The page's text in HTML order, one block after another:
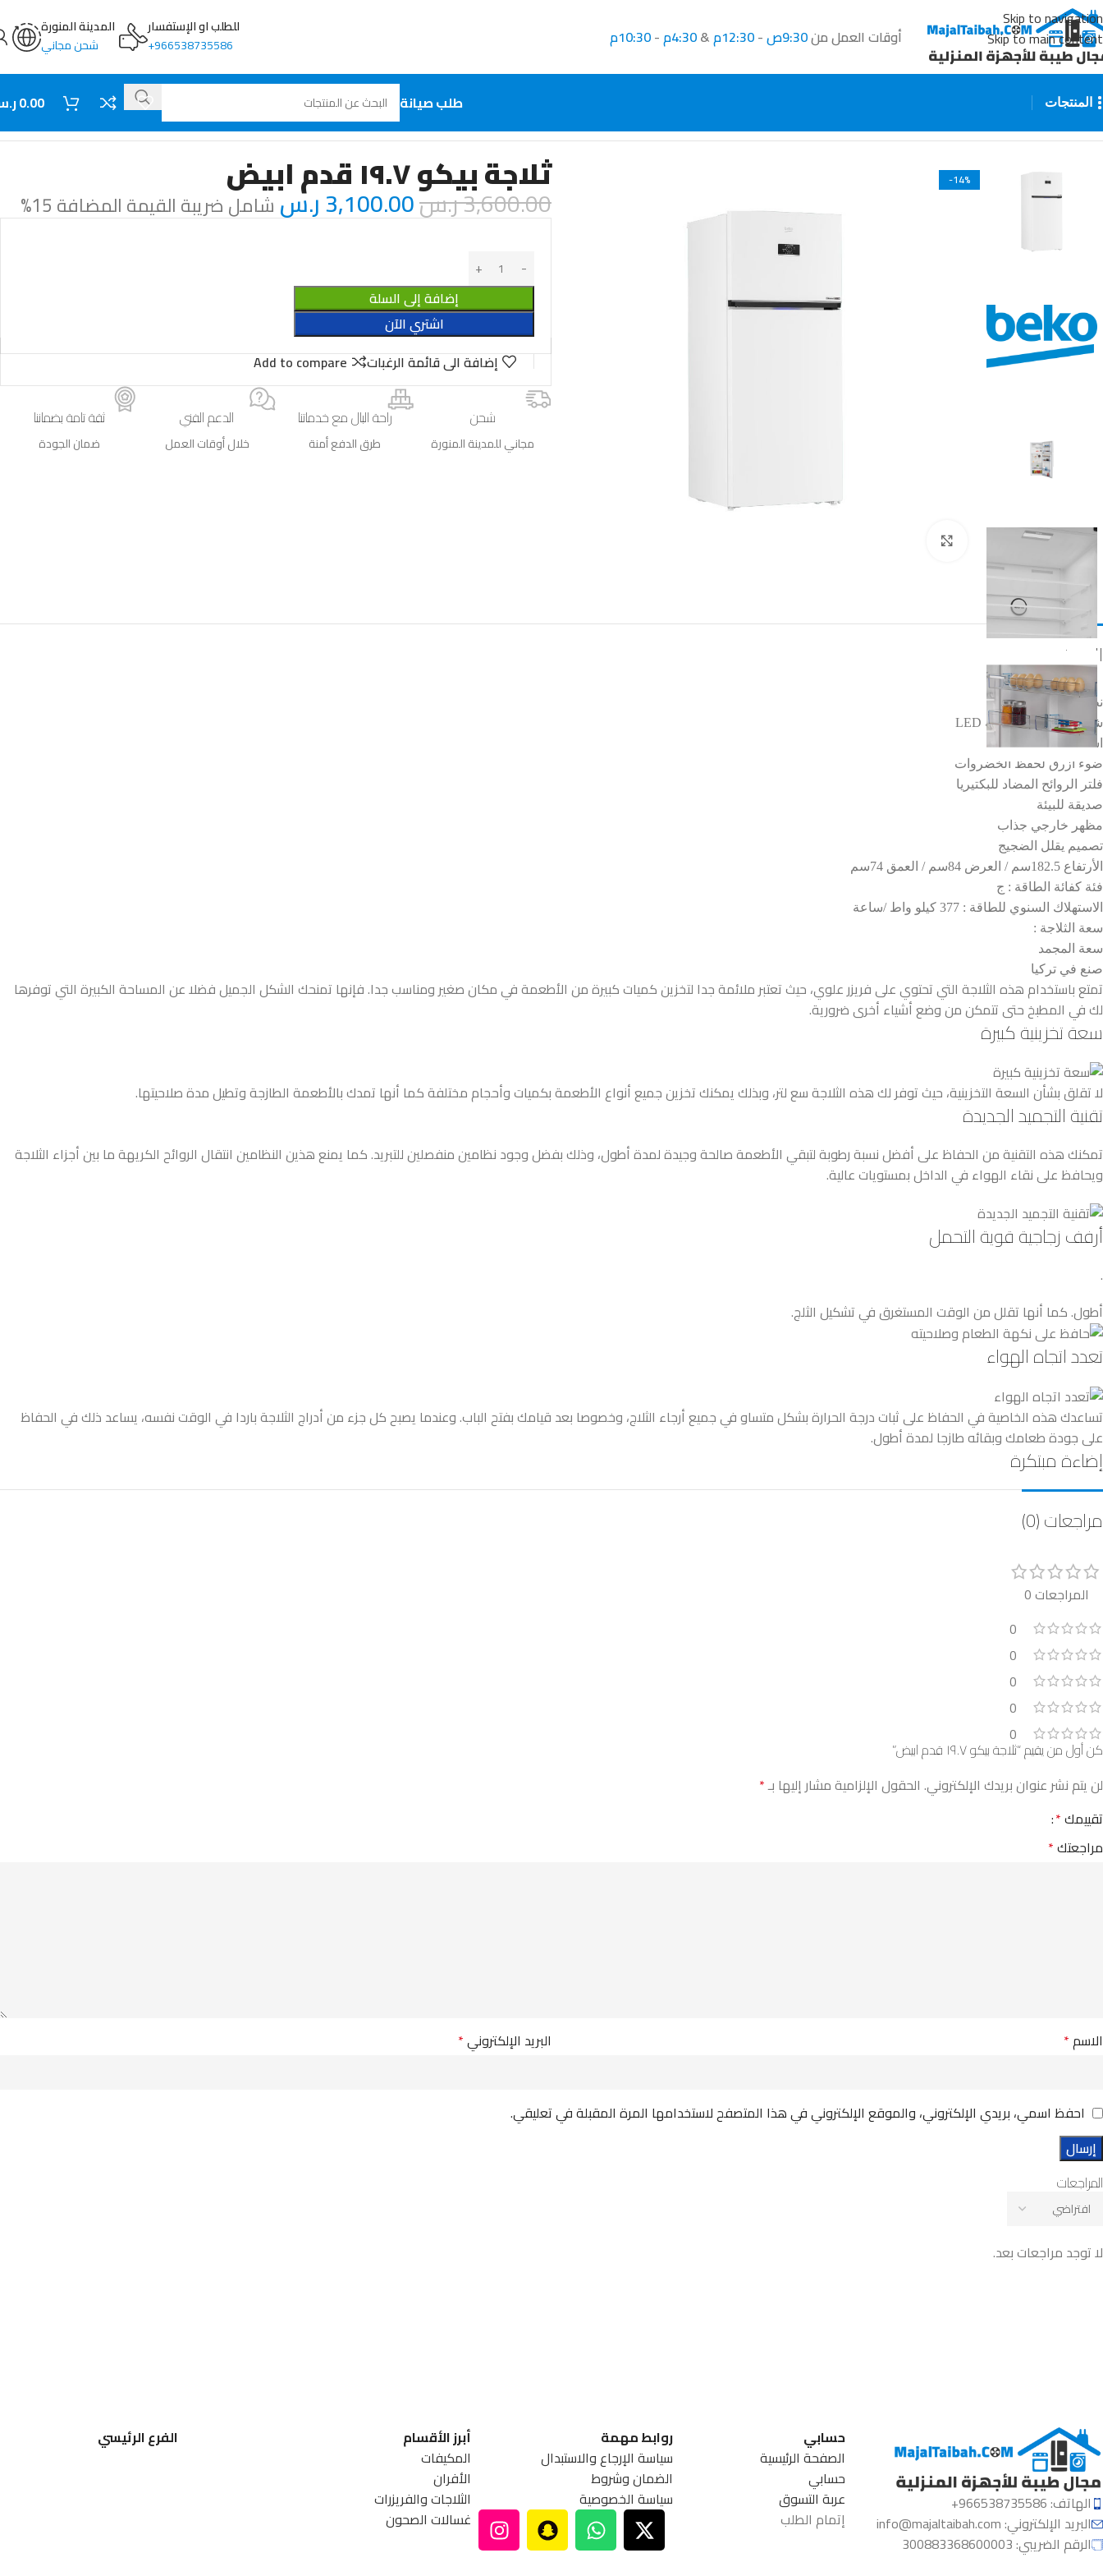
Skip to navigation
Skip to main content
أوقات العمل من9:30ص -12:30م &4:30م -10:30م
للطلب او الإستفسار
966538735586+
المدينة المنورة
شحن مجاني
المنتجات طلب صيانة 0.00
-14% ثلاجة بيكو ١٩.٧ قدم ابيض
3,600.00ر.س3,100.00ر.سشامل ضريبة القيمة المضافة 15%
إضافة إلى السلة
اشتري الآن
إضافة الى قائمة الرغبات
Add to compare
شحن
مجاني للمدينة المنورة
راحة البال مع خدماتنا
طرق الدفع أمنة
الدعم الفني
خلال أوقات العمل
ثقة تامة بضماننا
ضمان الجودة
الوصف
نظام تحكم الكتروني
شاشة عرض الكترونية LED
استهلاك موفر للطاقة
ضوء ازرق لحفظ الخضروات
فلتر الروائح المضاد للبكتيريا
صديقة للبيئة
مظهر خارجي جذاب
تصميم يقلل الضجيج
الأرتفاع 182.5سم / العرض 84سم / العمق 74سم
فئة كفائة الطاقة : ج
الاستهلاك السنوي للطاقة : 377 كيلو واط /ساعة
سعة الثلاجة :
سعة المجمد
صنع في تركيا
تمتع باستخدام هذه الثلاجة التي تحتوي على فريزر علوي، حيث تعتبر ملائمة جدا لتخزين كميات كبيرة من الأطعمة في مكان صغير ومناسب جدا. فإنها تمنحك الشكل الجميل فضلا عن المساحة الكبيرة التي توفرها
لك في المطبخ حتى تتمكن من وضع أشياء أخرى ضرورية.
سعة تخزينية كبيرة
لا تقلق بشأن السعة التخزينية، حيث توفر لك هذه الثلاجة سع لتر، وبذلك يمكنك تخزين جميع أنواع الأطعمة بكميات وأحجام مختلفة كما أنها تمدك بالأطعمة الطازجة وتطيل مدة صلاحيتها.
تقنية التجميد الجديدة
تمكنك هذه التقنية من الحفاظ على أفضل نسبة رطوبة لتبقي الأطعمة صالحة وجيدة لمدة أطول، وذلك بفضل وجود نظامين منفصلين للتبريد. كما يمنع هذين النظامين انتقال الروائح الكريهة ما بين أجزاء الثلاجة
ويحافظ على نقاء الهواء في الداخل بمستويات عالية.
أرفف زجاجية قوية التحمل
.
أطول. كما أنها تقلل من الوقت المستغرق في تشكيل الثلج.
تعدد اتجاه الهواء
تساعدك هذه الخاصية في الحفاظ على ثبات درجة الحرارة بشكل متساو في جميع أرجاء الثلاج، وخصوصا بعد قيامك بفتح الباب. وعندما يصبح كل جزء من أدراج الثلاجة باردا في الوقت نفسه، يساعد ذلك في الحفاظ
على جودة طعامك وبقائه طازجا لمدة أطول.
إضاءة مبتكرة
مراجعات (0)
المراجعات 0
0
0
0
0
0
المراجعات
لا توجد مراجعات بعد.
كن أول من يقيم “ثلاجة بيكو ١٩.٧ قدم ابيض”
لن يتم نشر عنوان بريدك الإلكتروني. الحقول الإلزامية مشار إليها بـ*
تقييمك*
مراجعتك*
الاسم* البريد الإلكتروني*
احفظ اسمي، بريدي الإلكتروني، والموقع الإلكتروني في هذا المتصفح لاستخدامها المرة المقبلة في تعليقي.
الهاتف: 966538735586+
البريد الإلكتروني:info@majaltaibah.com
الرقم الضريبي: 300883368600003
حسابي
الصفحة الرئيسية
حسابي
عربة التسوق
إتمام الطلب
روابط مهمة
سياسة الإرجاع والاستبدال
الضمان وشروط
سياسة الخصوصية
أبرز الأقسام
المكيفات
الأفران
الثلاجات والفريزرات
غسالات الصحون
الفرع الرئيسي